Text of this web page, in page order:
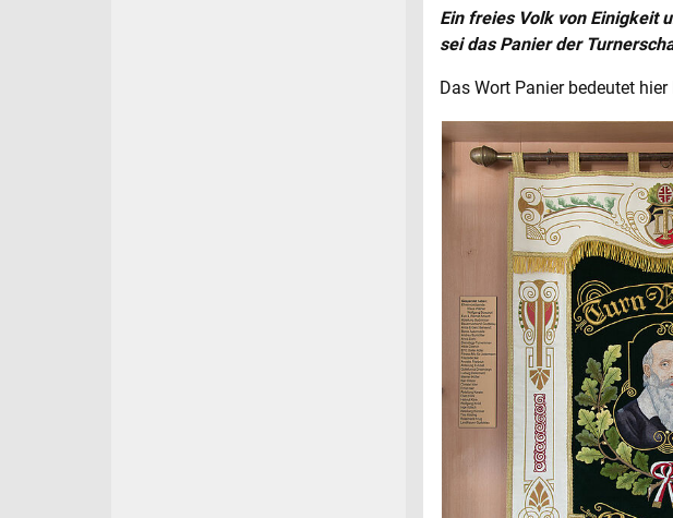
Ein freies Volk von Einigkeit
sei das Panier der
Das Wort Panier bedeutet